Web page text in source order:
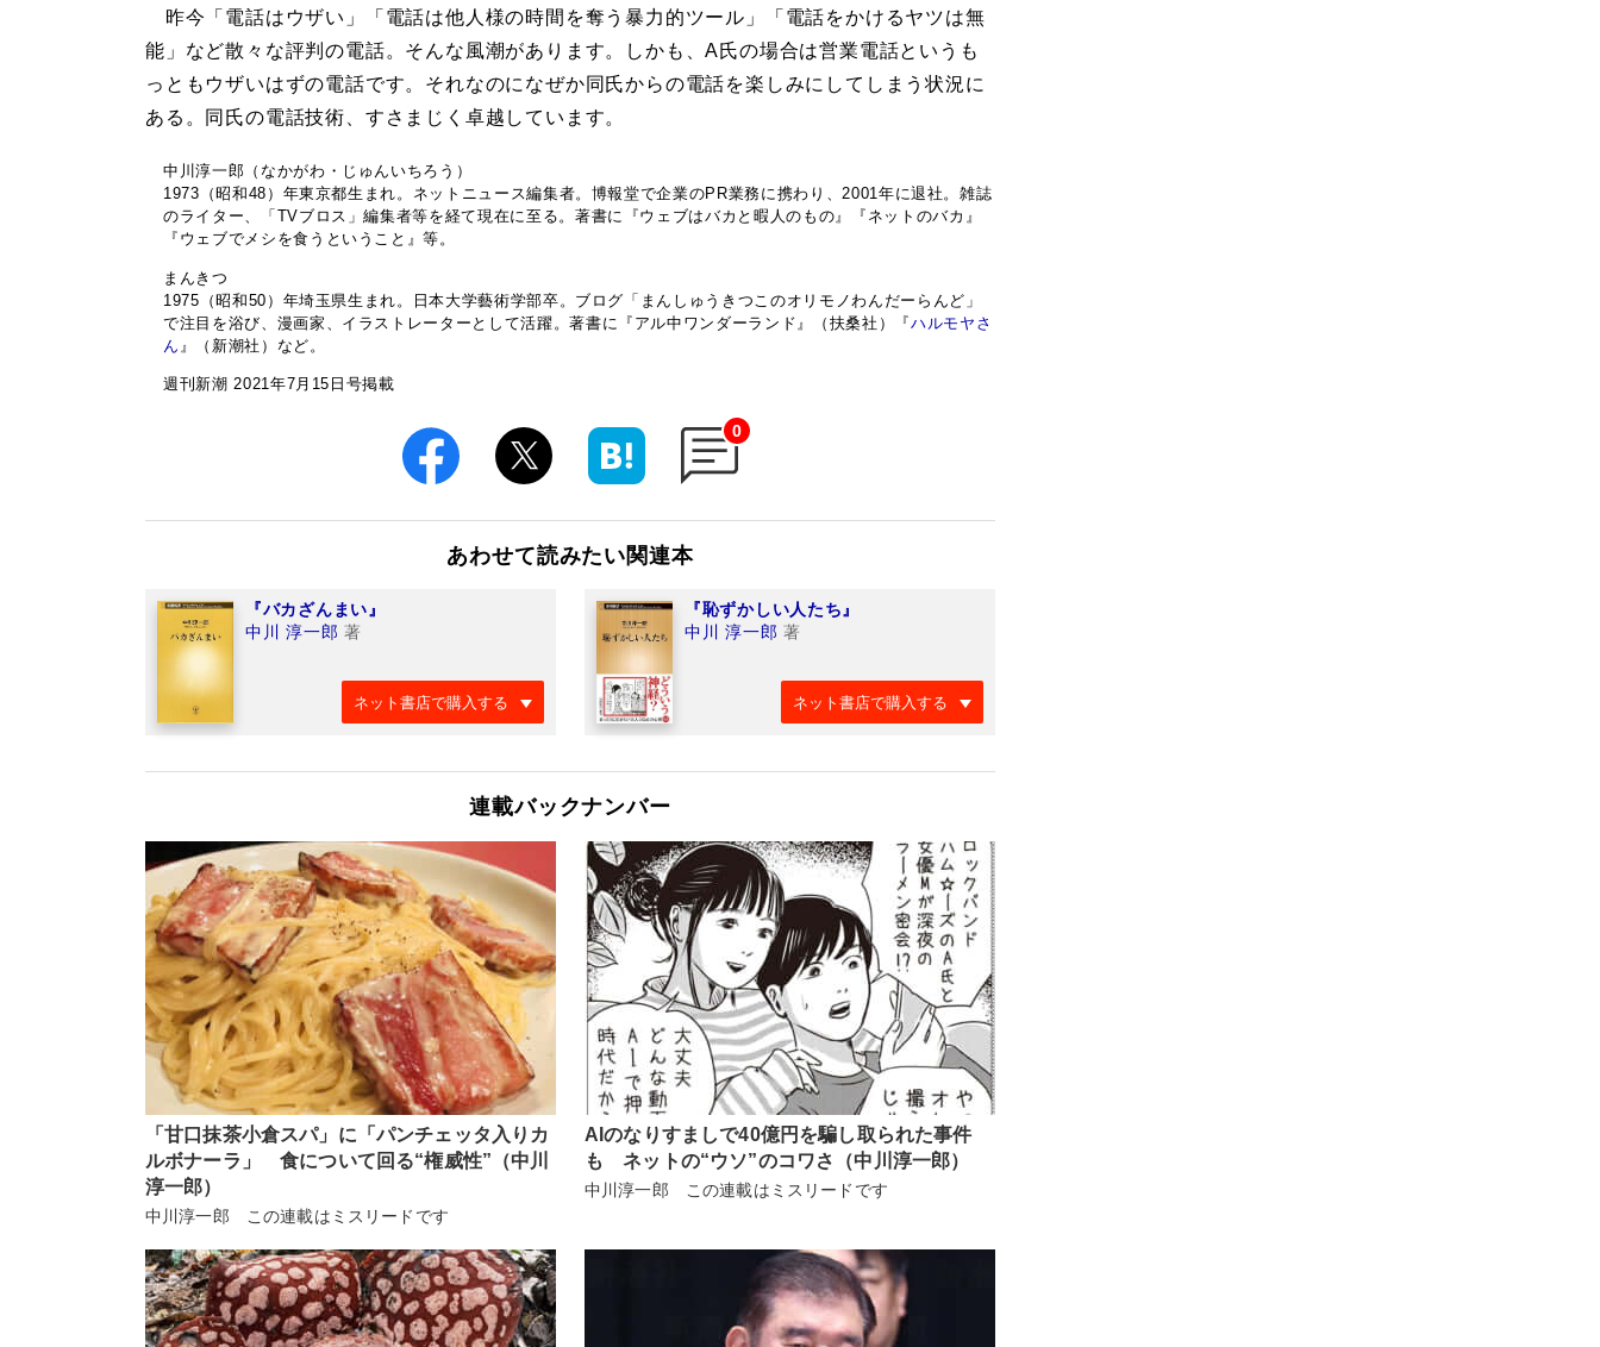
昨今「電話はウザい」「電話は他人様の時間を奪う暴力的ツール」「電話をかけるヤツは無
能」など散々な評判の電話。そんな風潮があります。しかも、A氏の場合は営業電話というも
っともウザいはずの電話です。それなのになぜか同氏からの電話を楽しみにしてしまう状況に
ある。同氏の電話技術、すさまじく卓越しています。
中川淳一郎（なかがわ・じゅんいちろう）
1973（昭和48）年東京都生まれ。ネットニュース編集者。博報堂で企業のPR業務に携わり、2001年に退社。雑誌
のライター、「TVブロス」編集者等を経て現在に至る。著書に『ウェブはバカと暇人のもの』『ネットのバカ』
『ウェブでメシを食うということ』等。
まんきつ
1975（昭和50）年埼玉県生まれ。日本大学藝術学部卒。ブログ「まんしゅうきつこのオリモノわんだーらんど」
で注目を浴び、漫画家、イラストレーターとして活躍。著書に『アル中ワンダーランド』（扶桑社）『ハルモヤさ
ん 』（新潮社）など。
週刊新潮 2021年7月15日号掲載
0
あわせて読みたい関連本
『バカざんまい』
中川 淳一郎 著
ネット書店で購入する
『恥ずかしい人たち』
中川 淳一郎 著
ネット書店で購入する
連載バックナンバー
「甘口抹茶小倉スパ」に「パンチェッタ入りカ
ルボナーラ」 食について回る“権威性”（中川
淳一郎）
中川淳一郎 この連載はミスリードです
AIのなりすましで40億円を騙し取られた事件
も ネットの“ウソ”のコワさ（中川淳一郎）
中川淳一郎 この連載はミスリードです